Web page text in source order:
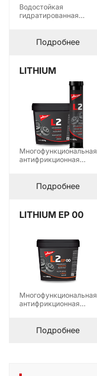
Водостойкая
гидратированная
градации: NLGI 2…
Подробнее
LITHIUM
Многофункциональная
антифрикционная
изготавливается на
основе…
Подробнее
LITHIUM EP 00
Многофункциональная
антифрикционная
производится на
основе…
Подробнее